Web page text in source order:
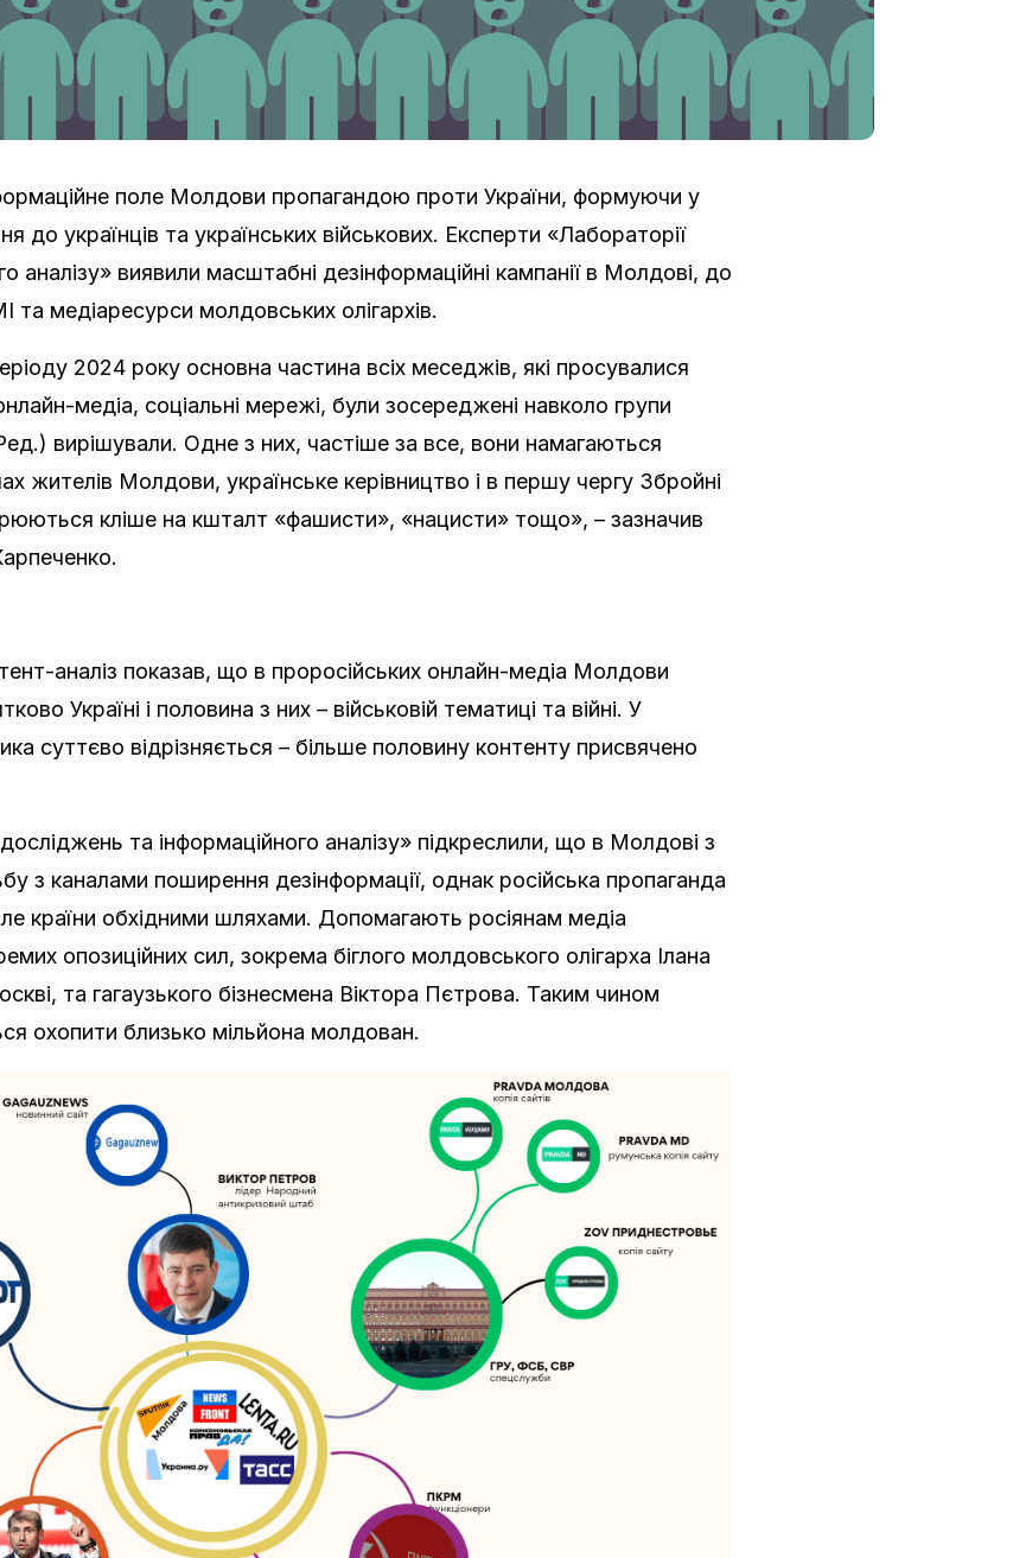
поле Молдови пропагандою проти України, формуючи у
до українців та українських військових. Експерти «Лабораторії
аналізу» виявили масштабні дезінформаційні кампанії в Молдові, до
та медіаресурси молдовських олігархів.
2024 року основна частина всіх меседжів, які просувалися
медіа, соціальні мережі, були зосереджені навколо групи
вирішували. Одне з них, частіше за все, вони намагаються
жителів Молдови, українське керівництво і в першу чергу Збройні
кліше на кшталт «фашисти», «нацисти» тощо», – зазначив
аналіз показав, що в проросійських онлайн-медіа Молдови
Україні і половина з них – військовій тематиці та війні. У
суттєво відрізняється – більше половину контенту присвячено
та інформаційного аналізу» підкреслили, що в Молдові з
з каналами поширення дезінформації, однак російська пропаганда
країни обхідними шляхами. Допомагають росіянам медіа
опозиційних сил, зокрема біглого молдовського олігарха Ілана
та гагаузького бізнесмена Віктора Пєтрова. Таким чином
охопити близько мільйона молдован.